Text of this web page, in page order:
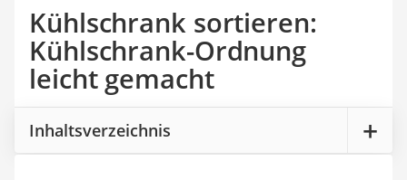
Wischroboter
Wäschespinne
Industriestaubsauger
Spülmaschinentabs
Akku-Staubsauger
Eierkocher
AEG-Waschmaschine
Saug-Wisch-Roboter
Kühlschrank sortieren:
Kühlschrank-Ordnung
leicht gemacht
Inhaltsverzeichnis